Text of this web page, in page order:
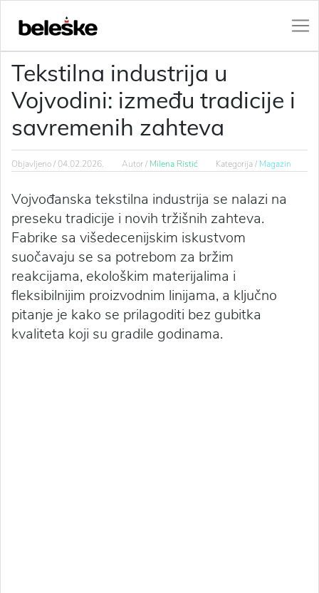
Tekstilna industrija u
Vojvodini: između tradicije i
savremenih zahteva
Objavljeno /04.02.2026. Autor / Milena Ristić Kategorija / Magazin
Vojvođanska tekstilna industrija se nalazi na
preseku tradicije i novih tržišnih zahteva.
Fabrike sa višedecenijskim iskustvom
suočavaju se sa potrebom za bržim
reakcijama, ekološkim materijalima i
fleksibilnijim proizvodnim linijama, a ključno
pitanje je kako se prilagoditi bez gubitka
kvaliteta koji su gradile godinama.